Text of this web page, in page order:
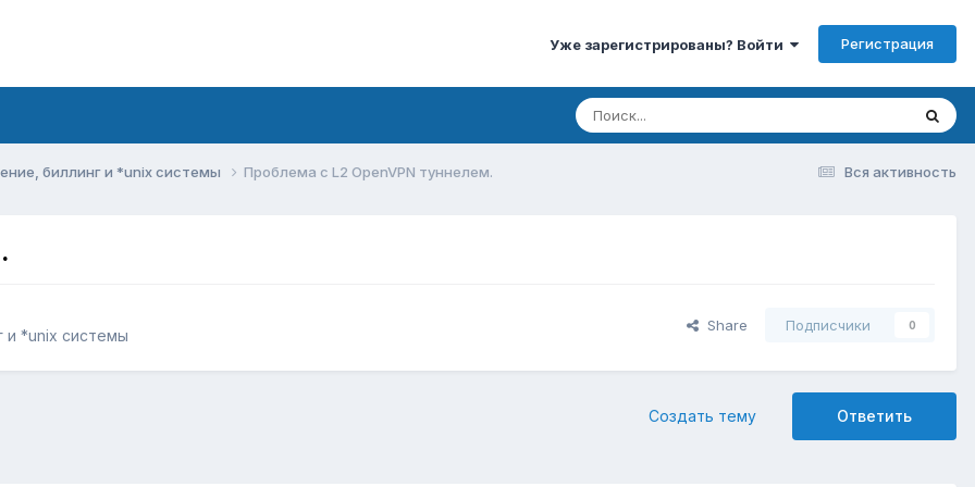
Уже зарегистрированы? Войти Регистрация
Вся активность
биллинг и *unix системы Проблема с L2 OpenVPN туннелем.
и *unix системы
Share Подписчики 0
Ответить
Создать тему